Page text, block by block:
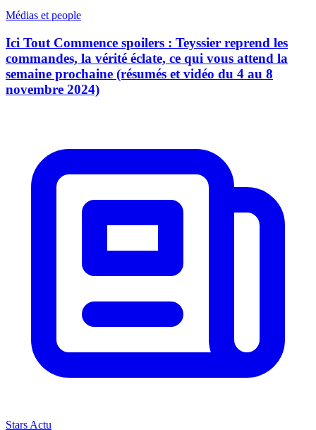
Médias et people
Ici Tout Commence spoilers : Teyssier reprend les
commandes, la vérité éclate, ce qui vous attend la
semaine prochaine (résumés et vidéo du 4 au 8
novembre 2024)
Stars Actu